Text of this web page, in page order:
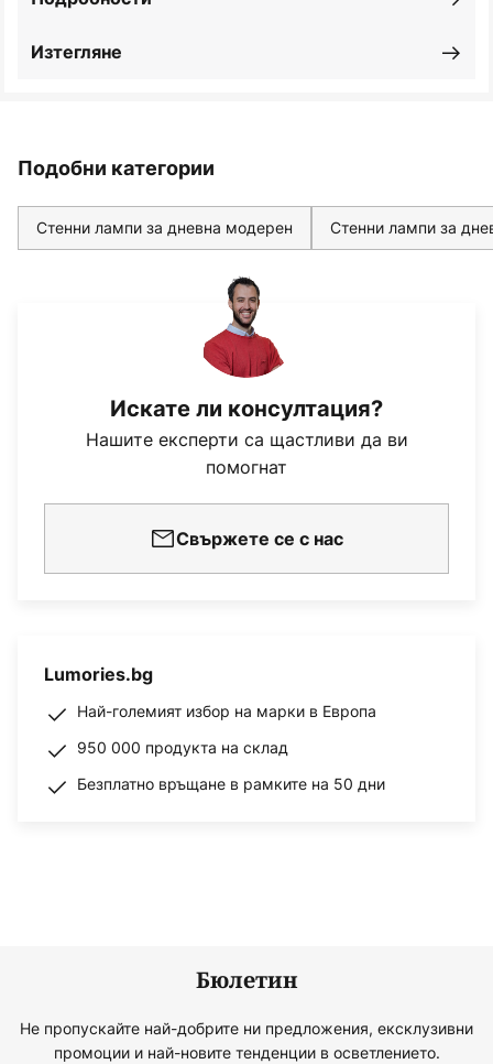
Изтегляне
Подобни категории
Стенни лампи за дневна модерен Стенни лампи за
Искате ли консултация?
Нашите експерти са щастливи да ви
помогнат
Свържете се с нас
Lumories.bg
Най-големият избор на марки в Европа
950 000 продукта на склад
Безплатно връщане в рамките на 50 дни
Бюлетин
Не пропускайте най-добрите ни предложения, ексклузивни
промоции и най-новите тенденции в осветлението.